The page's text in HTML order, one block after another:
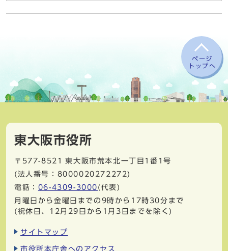
ページ
トップへ
東大阪市役所
〒577-8521
東大阪市荒本北一丁目1番1号
(法人番号：8000020272272)
電話： 06-4309-3000 (代表)
月曜日から金曜日までの9時から17時30分まで
(祝休日、12月29日から1月3日までを除く)
サイトマップ
市役所本庁舎へのアクセス